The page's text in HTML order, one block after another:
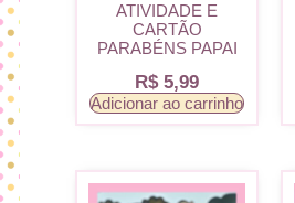
ATIVIDADE E
CARTÃO
PARABÉNS PAPAI
R$5,99
Adicionar ao carrinho